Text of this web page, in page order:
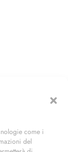
come i
del